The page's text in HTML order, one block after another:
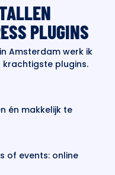
PLUGINS
Amsterdam werk ik
plugins.
én makkelijk te
of events: online